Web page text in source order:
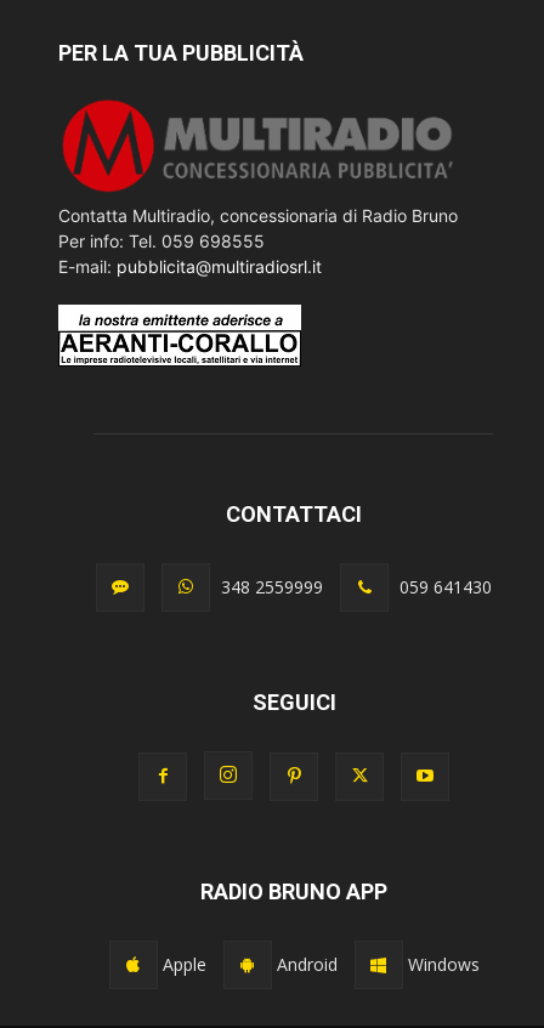
PER LA TUA PUBBLICITÀ
Contatta Multiradio, concessionaria di Radio Bruno
Per info: Tel. 059 698555
E-mail: pubblicita@multiradiosrl.it
CONTATTACI
348 2559999 059 641430
SEGUICI
RADIO BRUNO APP
Apple Android Windows